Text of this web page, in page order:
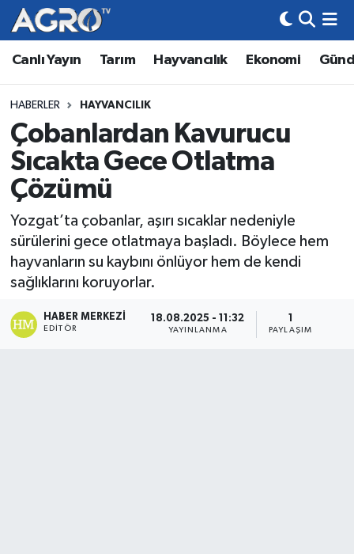
Canlı Yayın Tarım Hayvancılık Ekonomi
HABERLER HAYVANCILIK
Çobanlardan Kavurucu
Sıcakta Gece Otlatma
Çözümü
Yozgat’ta çobanlar, aşırı sıcaklar nedeniyle
sürülerini gece otlatmaya başladı. Böylece hem
hayvanların su kaybını önlüyor hem de kendi
sağlıklarını koruyorlar.
HABER MERKEZI
EDITÖR
18.08.2025 - 11:32
YAYINLANMA PAYLAŞIM
Hava Durumu
Trafik Durumu
Süper Lig Puan Durumu ve Fikstür
Tüm Manşetler
Son Dakika Haberleri
Haber Arşivi